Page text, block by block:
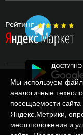
Рейтинг
Мы используем
аналогичные
посещаемости
Яндекс.Метрики,
местоположения и